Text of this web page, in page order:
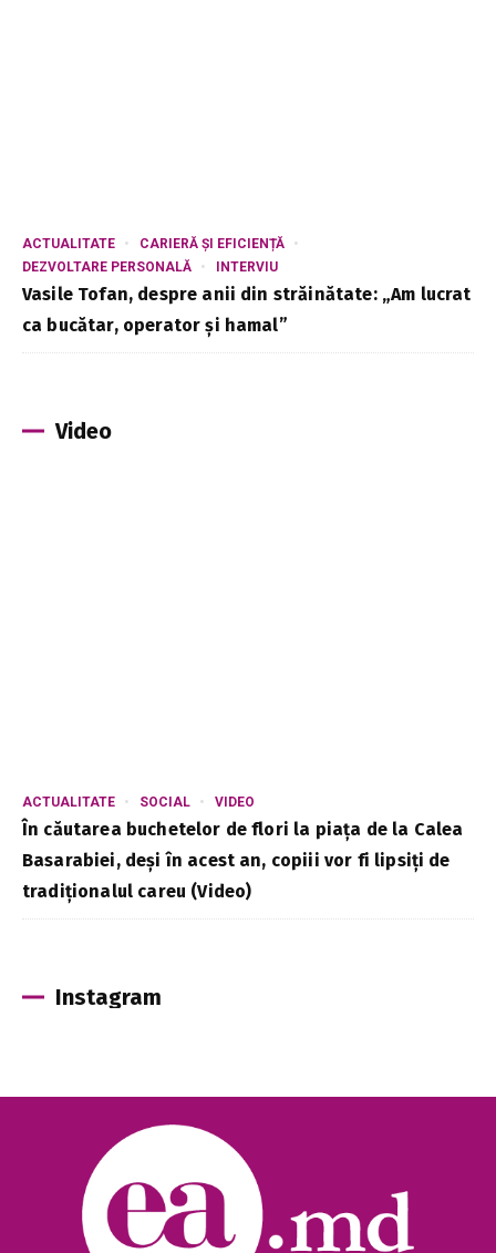
ACTUALITATE
CARIERĂ ȘI EFICIENȚĂ
DEZVOLTARE PERSONALĂ
INTERVIU
Vasile Tofan, despre anii din străinătate: „Am lucrat
ca bucătar, operator și hamal”
Video
ACTUALITATE SOCIAL VIDEO
În căutarea buchetelor de flori la piața de la Calea
Basarabiei, deși în acest an, copiii vor fi lipsiți de
tradiționalul careu (Video)
Instagram